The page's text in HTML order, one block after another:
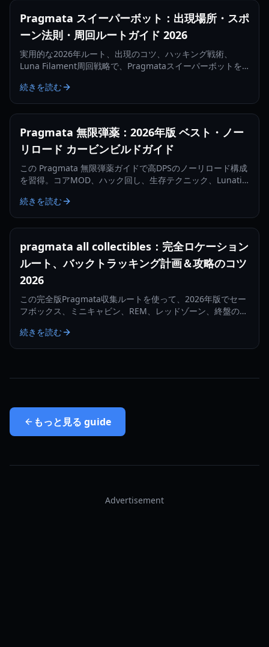
Pragmata スイーパーボット：出現場所・スポ
ーン法則・周回ルートガイド 2026
実用的な2026年ルート、出現のコツ、ハッキング戦術、
Luna Filament周回戦略で、Pragmataスイーパーボットを
続きを読む
Pragmata 無限弾薬：2026年版 ベスト・ノー
リロード カービンビルドガイド
この Pragmata 無限弾薬ガイドで高DPSのノーリロード構成
を習得。コアMOD、ハック回し、生存テクニック、Lunatic
続きを読む
pragmata all collectibles：完全ロケーション
ルート、バックトラッキング計画＆攻略のコツ
2026
この完全版Pragmata収集ルートを使って、2026年版でセー
フボックス、ミニキャビン、REM、レッドゾーン、終盤の回
続きを読む
もっと見る guide
Advertisement